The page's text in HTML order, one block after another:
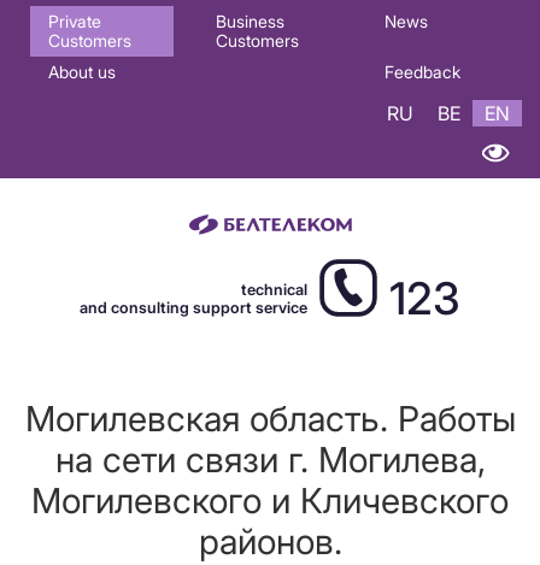
Основная
навигация
Private
Customers
Business
Customers
News
About us Feedback
RU BE EN
technical
and consulting support service
123
Могилевская область. Работы
на сети связи г. Могилева,
Могилевского и Кличевского
районов.